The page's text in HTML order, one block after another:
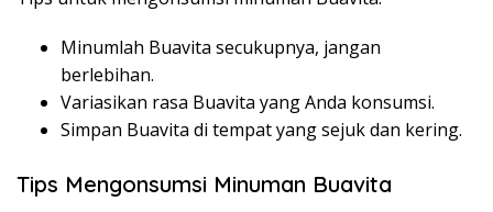
Minumlah Buavita secukupnya, jangan
berlebihan.
Variasikan rasa Buavita yang Anda konsumsi.
Simpan Buavita di tempat yang sejuk dan kering.
Tips Mengonsumsi Minuman Buavita